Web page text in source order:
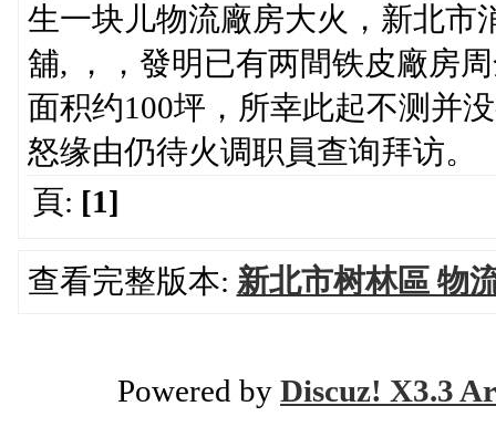
生一块儿物流廠房大火，新北市
舖, ，，發明已有两間铁皮廠房
面积约100坪，所幸此起不测并
怒缘由仍待火调职員查询拜访。
頁: [1]
查看完整版本: 新北市树林區 物
Powered by Discuz! X3.3